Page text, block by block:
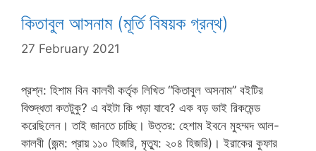
কিতাবুল আসনাম (মূর্তি বিষয়ক গ্রন্থ)
27 February 2021
প্রশ্ন: হিশাম বিন কালবী কর্তৃক লিখিত “কিতাবুল অসনাম” বইটির
বিশুদ্ধতা কতটুকু? এ বইটা কি পড়া যাবে? এক বড় ভাই রিকমেন্ড
করেছিলেন। তাই জানতে চাচ্ছি। উত্তর: হেশাম ইবনে মুহম্মদ আল-
কালবী (জন্ম: প্রায় ১১০ হিজরি, মৃত্যু: ২০৪ হিজরি)। ইরাকের কুফার